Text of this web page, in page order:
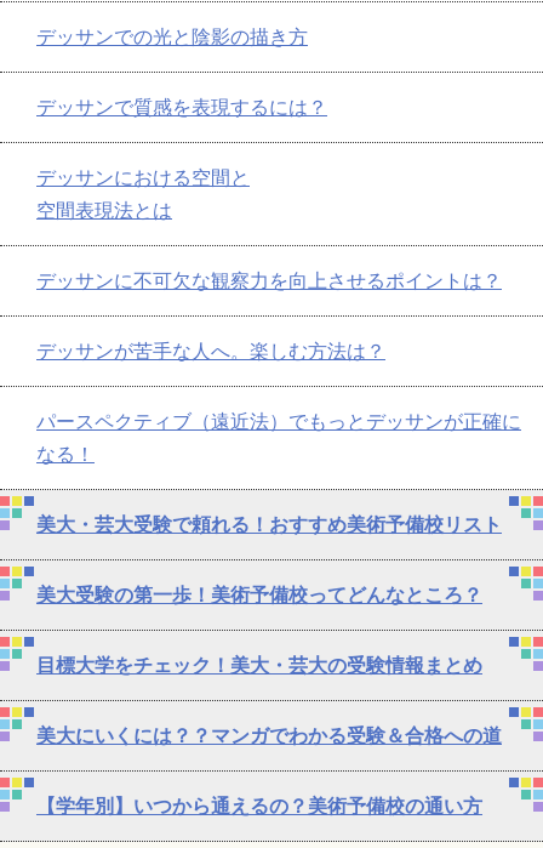
デッサンでの光と陰影の描き方
デッサンで質感を表現するには？
デッサンにおける空間と
空間表現法とは
デッサンに不可欠な観察力を向上させるポイントは？
デッサンが苦手な人へ。楽しむ方法は？
パースペクティブ（遠近法）でもっとデッサンが正確に
なる！
美大・芸大受験で頼れる！おすすめ美術予備校リスト
美大受験の第一歩！美術予備校ってどんなところ？
目標大学をチェック！美大・芸大の受験情報まとめ
美大にいくには？？マンガでわかる受験＆合格への道
【学年別】いつから通えるの？美術予備校の通い方